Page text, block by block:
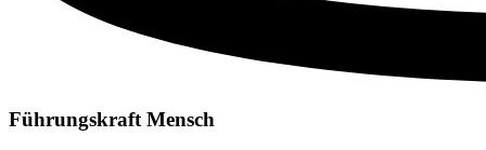
Führungskraft Mensch